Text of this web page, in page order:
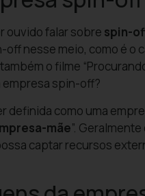
ouvido falar sobre spin-
nesse meio, como é o
o filme
empresa spin-off?
definida como uma
mãe”.
captar recursos